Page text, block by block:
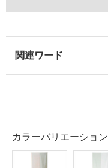
カラーバリエーション
し
い
な
内
壁・